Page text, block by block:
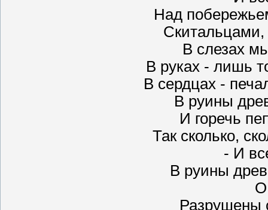
Над
Скитальцами,
В слезах
В руках - лишь
В сердцах -
В руины
И горечь
Так сколько,
- И
В руины
Разрушены